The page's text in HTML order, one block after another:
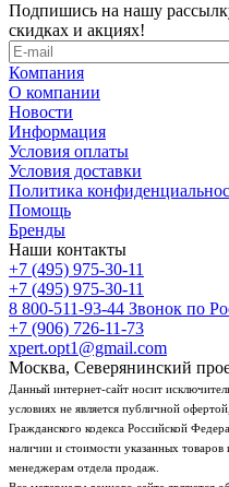
Подпишись на нашу
скидках и акциях!
Компания
О компании
Новости
Информация
Условия оплаты
Условия доставки
Политика
Помощь
Бренды
Наши контакты
+7 (495) 975-30-11
+7 (495) 975-30-11
8 800-511-93-44 Звонок по
+7 (906) 726-11-73
xpert.opt1@gmail.com
Москва, Северянинский
Данный интернет-сайт носит
условиях не является публичной
Гражданского кодекса Российской
наличии и стоимости указанных
менеджерам отдела продаж.